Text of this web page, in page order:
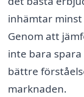
inhämtar
Genom att
inte bara
bättre
marknaden.